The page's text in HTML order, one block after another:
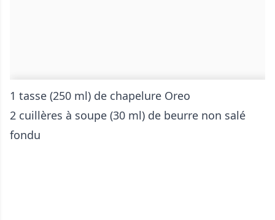
1 tasse (250 ml) de chapelure Oreo
2 cuillères à soupe (30 ml) de beurre non salé
fondu